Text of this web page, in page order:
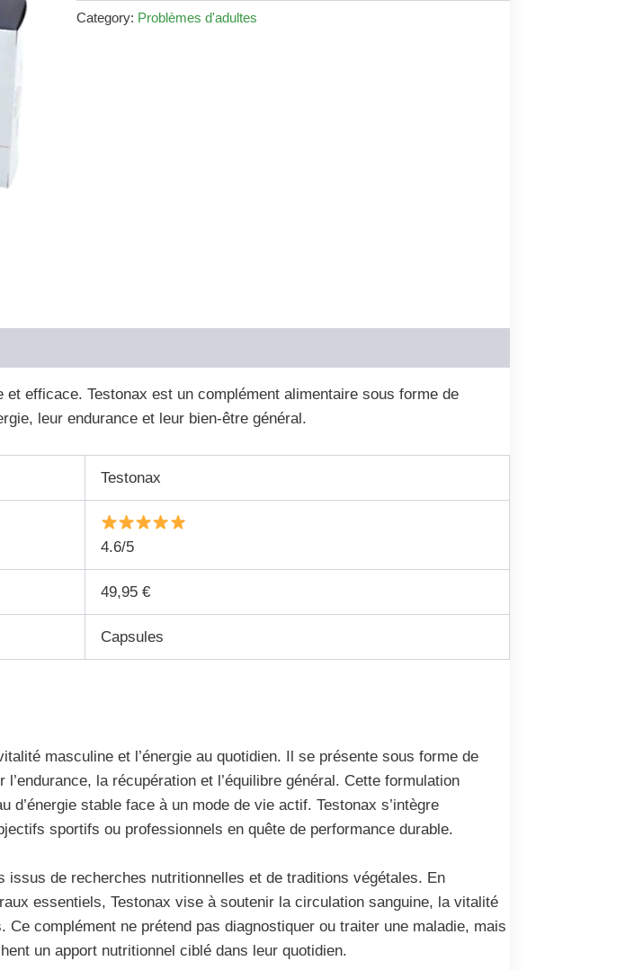
€79.00.€36.00.
Category: Problèmes d'adultes
efficace. Testonax est un complément alimentaire sous forme de
leur endurance et leur bien-être général.
Testonax
4.6/5
49,95 €
Capsules
masculine et l’énergie au quotidien. Il se présente sous forme de
la récupération et l’équilibre général. Cette formulation
stable face à un mode de vie actif. Testonax s’intègre
sportifs ou professionnels en quête de performance durable.
issus de recherches nutritionnelles et de traditions végétales. En
essentiels, Testonax vise à soutenir la circulation sanguine, la vitalité
complément ne prétend pas diagnostiquer ou traiter une maladie, mais
un apport nutritionnel ciblé dans leur quotidien.